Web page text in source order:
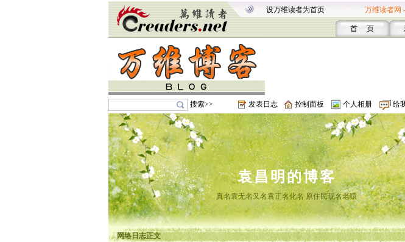
设万维读者为首页 万维读者网
首 页
搜索>> 发表日志 控制面板 个人相册 给
袁昌明的博客
真名袁无名又名袁正名化名 原住民现名老猿
网络日志正文